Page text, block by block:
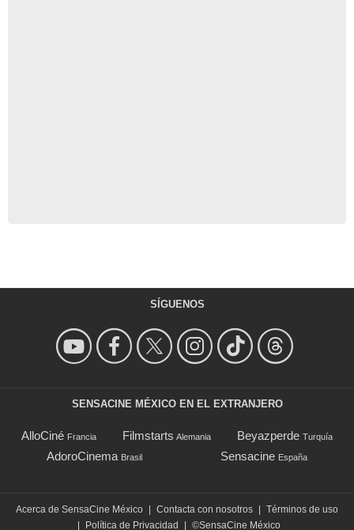
SÍGUENOS
SENSACINE MÉXICO EN EL EXTRANJERO
AlloCiné Francia Filmstarts Alemania Beyazperde Turquía
AdoroCinema Brasil Sensacine España
Acerca de SensaCine México Contacta con nosotros
Términos de uso
Política de Privacidad ©SensaCine México